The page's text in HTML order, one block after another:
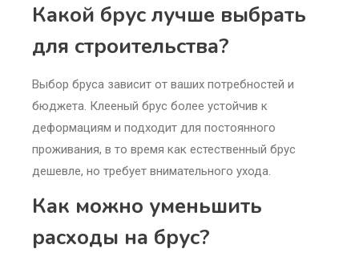
Какой брус лучше выбрать
для строительства?
Выбор бруса зависит от ваших потребностей и
бюджета. Клееный брус более устойчив к
деформациям и подходит для постоянного
проживания, в то время как естественный брус
дешевле, но требует внимательного ухода.
Как можно уменьшить
расходы на брус?